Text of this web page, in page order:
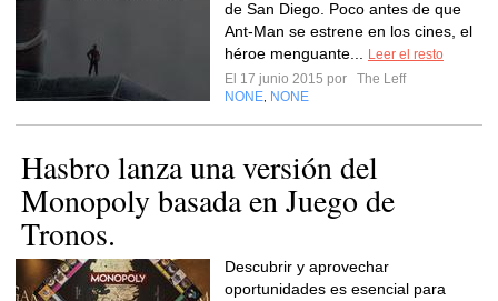
de San Diego. Poco antes de que
Ant-Man se estrene en los cines, el
héroe menguante...
Leer el resto
El 17 junio 2015 por
The Leff
NONE NONE
Hasbro lanza una versión del
Monopoly basada en Juego de
Tronos.
Descubrir y aprovechar
oportunidades es esencial para